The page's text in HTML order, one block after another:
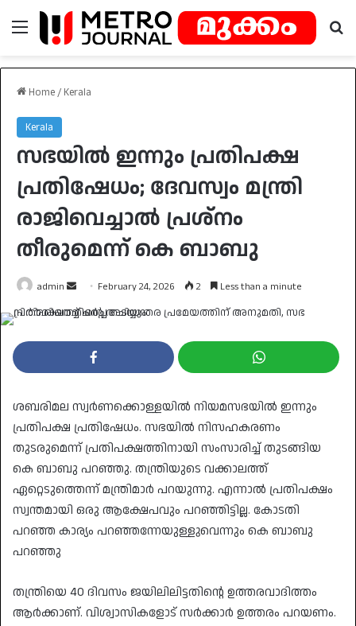
Menu
Home / Kerala
Kerala
സഭയിൽ ഇന്നും പ്രതിപക്ഷ
പ്രതിഷേധം; ദേവസ്വം മന്ത്രി
രാജിവെച്ചാൽ പ്രശ്‌നം
തീരുമെന്ന് കെ ബാബു
admin
Send
an
February 24, 2026 2 Less than a minute
ശബരിമല സ്വർണക്കൊള്ളയിൽ നിയമസഭയിൽ ഇന്നും
പ്രതിപക്ഷ പ്രതിഷേധം. സഭയിൽ നിസഹകരണം
തുടരുമെന്ന് പ്രതിപക്ഷത്തിനായി സംസാരിച്ച് തുടങ്ങിയ
കെ ബാബു പറഞ്ഞു. തന്ത്രിയുടെ വക്കാലത്ത്
ഏറ്റെടുത്തെന്ന് മന്ത്രിമാർ പറയുന്നു. എന്നാൽ പ്രതിപക്ഷം
സ്വന്തമായി ഒരു ആക്ഷേപവും പറഞ്ഞിട്ടില്ല. കോടതി
പറഞ്ഞ കാര്യം പറഞ്ഞന്നേയുള്ളുവെന്നും കെ ബാബു
പറഞ്ഞു
തന്ത്രിയെ 40 ദിവസം ജയിലിലിട്ടതിന്റെ ഉത്തരവാദിത്തം
ആർക്കാണ്. വിശ്വാസികളോട് സർക്കാർ ഉത്തരം പറയണം.